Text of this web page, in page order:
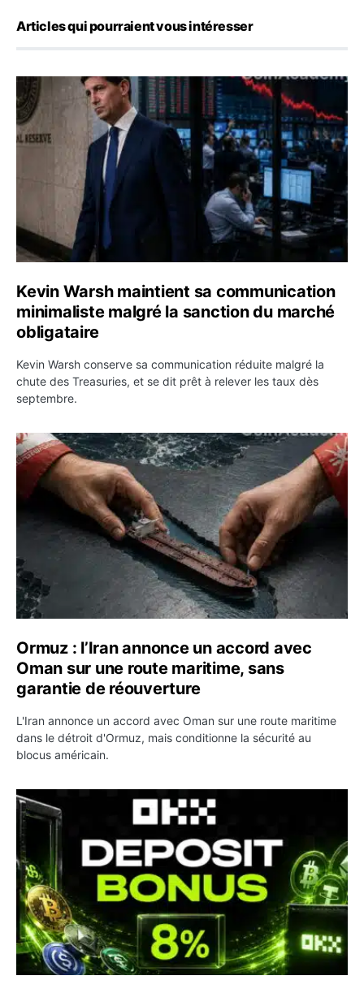
Articles qui pourraient vous intéresser
Kevin Warsh maintient sa communication minimaliste
Kevin Warsh maintient sa communication
minimaliste malgré la sanction du marché
obligataire
Kevin Warsh conserve sa communication réduite malgré la
chute des Treasuries, et se dit prêt à relever les taux dès
septembre.
Ormuz : l’Iran annonce un accord avec Oman sur une
Ormuz : l’Iran annonce un accord avec
Oman sur une route maritime, sans
garantie de réouverture
L'Iran annonce un accord avec Oman sur une route maritime
dans le détroit d'Ormuz, mais conditionne la sécurité au
blocus américain.
OKX relance une campagne Deposit Bonus : jusqu’à 5